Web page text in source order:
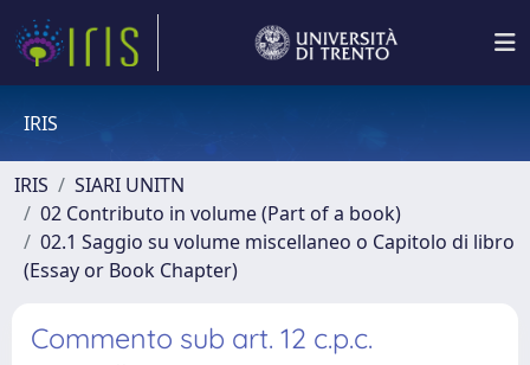
IRIS
IRIS
SIARI UNITN
02 Contributo in volume (Part of a book)
02.1 Saggio su volume miscellaneo o Capitolo di libro
(Essay or Book Chapter)
Commento sub art. 12 c.p.c.